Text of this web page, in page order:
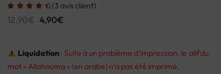
(3 avis client)
12,90€ 4,90€
Liquidation : Suite à un problème d’impression, le alifdu
mot « Allahouma » (en arabe) n’a pas été imprimé.